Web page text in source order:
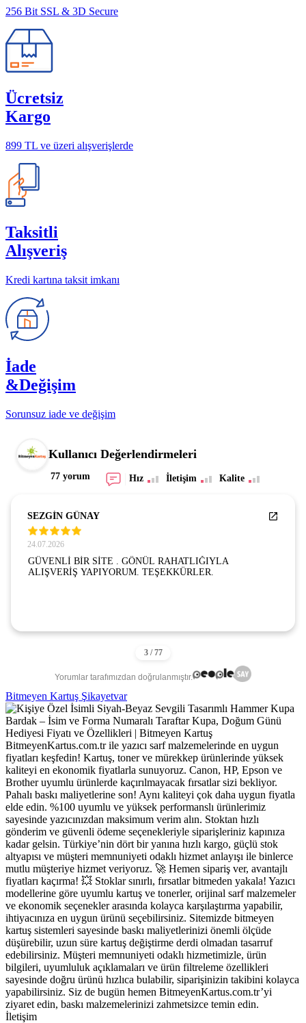
256 Bit SSL & 3D Secure
Ücretsiz
Kargo
899 TL ve üzeri alışverişlerde
Taksitli
Alışveriş
Kredi kartına taksit imkanı
İade
&Değişim
Sorunsuz iade ve değişim
Kullanıcı Değerlendirmeleri
77 yorum Hız İletişim Kalite
SEZGİN GÜNAY
24.07.2026
GÜVENLİ BİR SİTE . GÖNÜL RAHATLIĞIYLA
ALIŞVERİŞ YAPIYORUM. TEŞEKKÜRLER.
Yorumlar tarafımızdan doğrulanmıştır.
Bitmeyen Kartuş Şikayetvar
BitmeyenKartus.com.tr ile yazıcı sarf malzemelerinde en uygun
fiyatları keşfedin! Kartuş, toner ve mürekkep ürünlerinde yüksek
kaliteyi en ekonomik fiyatlarla sunuyoruz. Canon, HP, Epson ve
Brother uyumlu ürünlerde kaçırılmayacak fırsatlar sizi bekliyor.
Pahalı baskı maliyetlerine son! Aynı kaliteyi çok daha uygun fiyatla
elde edin. %100 uyumlu ve yüksek performanslı ürünlerimiz
sayesinde yazıcınızdan maksimum verim alın. Stoktan hızlı
gönderim ve güvenli ödeme seçenekleriyle siparişleriniz kapınıza
kadar gelsin. Türkiye’nin dört bir yanına hızlı kargo, güçlü stok
altyapısı ve müşteri memnuniyeti odaklı hizmet anlayışı ile binlerce
mutlu müşteriye hizmet veriyoruz. 🚀 Hemen sipariş ver, avantajlı
fiyatları kaçırma! 💥 Stoklar sınırlı, fırsatlar bitmeden yakala! Yazıcı
modellerine göre uyumlu kartuş ve tonerler, orijinal sarf malzemeler
ve ekonomik seçenekler arasında kolayca karşılaştırma yapabilir,
ihtiyacınıza en uygun ürünü seçebilirsiniz. Sitemizde bitmeyen
kartuş sistemleri sayesinde baskı maliyetlerinizi önemli ölçüde
düşürebilir, uzun süre kartuş değiştirme derdi olmadan tasarruf
edebilirsiniz. Müşteri memnuniyeti odaklı hizmetimizle, ürün
bilgileri, uyumluluk açıklamaları ve ürün filtreleme özellikleri
sayesinde doğru ürünü hızlıca bulabilir, siparişinizin takibini kolayca
yapabilirsiniz. Siz de bugün hemen BitmeyenKartus.com.tr’yi
ziyaret edin, baskı malzemelerinizi zahmetsizce temin edin.
İletişim